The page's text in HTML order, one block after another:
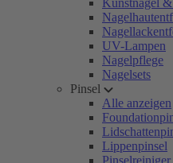
Kunstnägel
UV-Lampen
Nagelpflege
Nagelsets
Pinsel
Alle anzeigen
Lippenpinsel
Pinselreiniger